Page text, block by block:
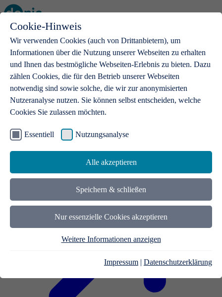
Cookie-Hinweis
Wir verwenden Cookies (auch von Drittanbietern), um
Informationen über die Nutzung unserer Webseiten zu erhalten
und Ihnen das bestmögliche Webseiten-Erlebnis zu bieten. Dazu
zählen Cookies, die für den Betrieb unserer Webseiten
notwendig sind sowie solche, die wir zur anonymisierten
Nutzeranalyse nutzen. Sie können selbst entscheiden, welche
Cookies Sie zulassen möchten.
Essentiell Nutzungsanalyse
Alle akzeptieren
Speichern & schließen
Nur essenzielle Cookies akzeptieren
Weitere Informationen anzeigen
Impressum | Datenschutzerklärung
Open main menu
.de-Domains
Mit einer .de-Domain erhalten Ideen eine Bühne